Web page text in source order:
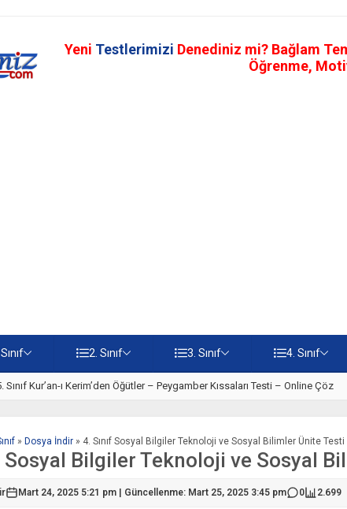
Yeni Testlerimizi Denediniz mi? Bağlam
Öğrenme,
2. Sınıf 3. Sınıf 4. Sınıf
Sınıf Kur’an-ı Kerim’den Öğütler – Peygamber Kıssaları Testi – Online Çöz
» Dosya İndir » 4. Sınıf Sosyal Bilgiler Teknoloji ve Sosyal Bilimler Ünite Testi
Sosyal Bilgiler Teknoloji ve Sosyal
Mart 24, 2025 5:21 pm | Güncellenme: Mart 25, 2025 3:45 pm 0 2.699